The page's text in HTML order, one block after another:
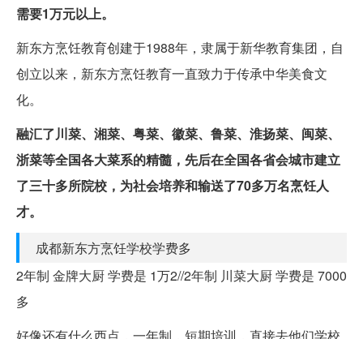
需要1万元以上。
新东方烹饪教育创建于1988年，隶属于新华教育集团，自
创立以来，新东方烹饪教育一直致力于传承中华美食文
化。
融汇了川菜、湘菜、粤菜、徽菜、鲁菜、淮扬菜、闽菜、
浙菜等全国各大菜系的精髓，先后在全国各省会城市建立
了三十多所院校，为社会培养和输送了70多万名烹饪人
才。
成都新东方烹饪学校学费多
2年制 金牌大厨 学费是 1万2//2年制 川菜大厨 学费是 7000
多
好像还有什么西点，一年制，短期培训，直接去他们学校